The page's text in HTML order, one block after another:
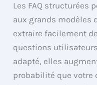
Les FAQ structurées
aux grands modèles
extraire facilement
questions
adapté, elles
probabilité que votre